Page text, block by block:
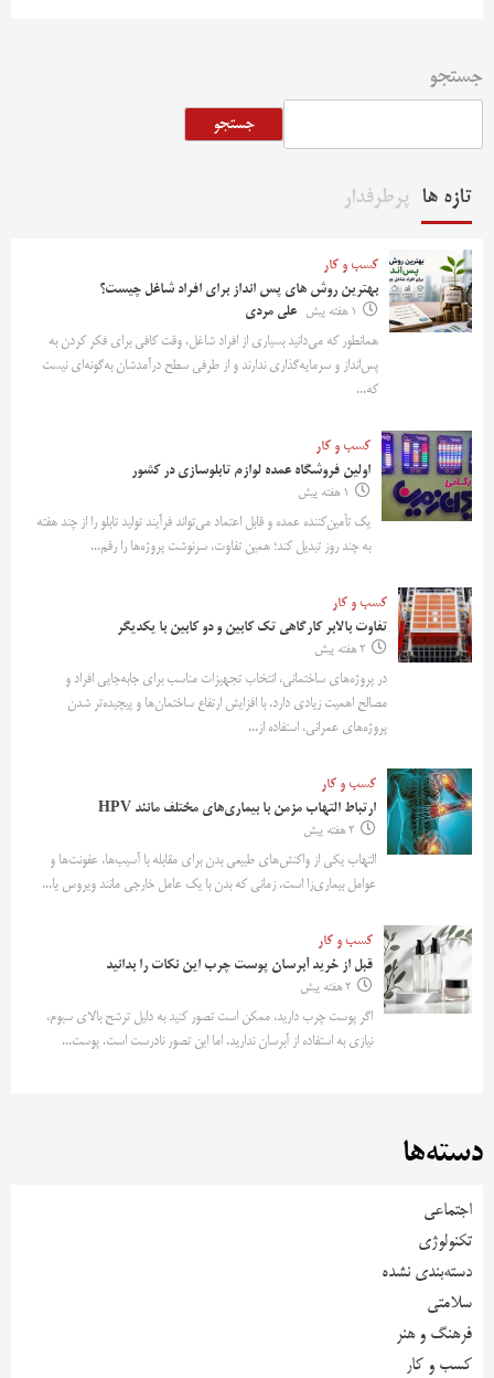
جستجو
جستجو
تازه ها پرطرفدار
کسب و کار
بهترین روش‌ های پس‌ انداز برای افراد شاغل چیست؟
1 هفته پیش
علی مردی
همانطور که می‌دانید بسیاری از افراد شاغل، وقت کافی برای فکر کردن به
پس‌انداز و سرمایه‌گذاری ندارند و از طرفی سطح درآمدشان به‌گونه‌ای نیست
که...
کسب و کار
اولین فروشگاه عمده لوازم تابلوسازی در کشور
1 هفته پیش
یک تأمین‌کننده عمده و قابل اعتماد می‌تواند فرآیند تولید تابلو را از چند هفته
به چند روز تبدیل کند؛ همین تفاوت، سرنوشت پروژه‌ها را رقم...
کسب و کار
تفاوت بالابر کارگاهی تک کابین و دو کابین با یکدیگر
2 هفته پیش
در پروژه‌های ساختمانی، انتخاب تجهیزات مناسب برای جابه‌جایی افراد و
مصالح اهمیت زیادی دارد. با افزایش ارتفاع ساختمان‌ها و پیچیده‌تر شدن
پروژه‌های عمرانی، استفاده از...
کسب و کار
ارتباط التهاب مزمن با بیماری‌های مختلف مانند HPV
2 هفته پیش
التهاب یکی از واکنش‌های طبیعی بدن برای مقابله با آسیب‌ها، عفونت‌ها و
عوامل بیماری‌زا است. زمانی که بدن با یک عامل خارجی مانند ویروس یا...
کسب و کار
قبل از خرید آبرسان پوست چرب این نکات را بدانید
2 هفته پیش
اگر پوست چرب دارید، ممکن است تصور کنید به دلیل ترشح بالای سبوم،
نیازی به استفاده از آبرسان ندارید. اما این تصور نادرست است. پوست...
دسته‌ها
اجتماعی
تکنولوژی
دسته‌بندی نشده
سلامتی
فرهنگ و هنر
کسب و کار